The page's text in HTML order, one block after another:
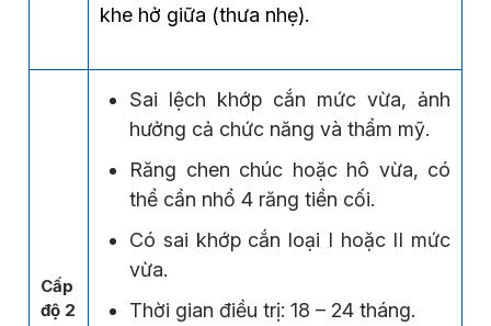
khe hở giữa (thưa nhẹ).
Cấp
độ 2
Sai lệch khớp cắn mức vừa, ảnh
hưởng cả chức năng và thẩm mỹ.
Răng chen chúc hoặc hô vừa, có
thể cần nhổ 4 răng tiền cối.
Có sai khớp cắn loại I hoặc II mức
vừa.
Thời gian điều trị: 18 – 24 tháng.